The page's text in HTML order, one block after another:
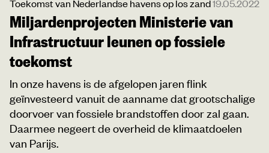
Toekomst van Nederlandse havens op los zand19.05.2022
Miljardenprojecten Ministerie van
Infrastructuur leunen op fossiele
toekomst
In onze havens is de afgelopen jaren flink
geïnvesteerd vanuit de aanname dat grootschalige
doorvoer van fossiele brandstoffen door zal gaan.
Daarmee negeert de overheid de klimaatdoelen
van Parijs.